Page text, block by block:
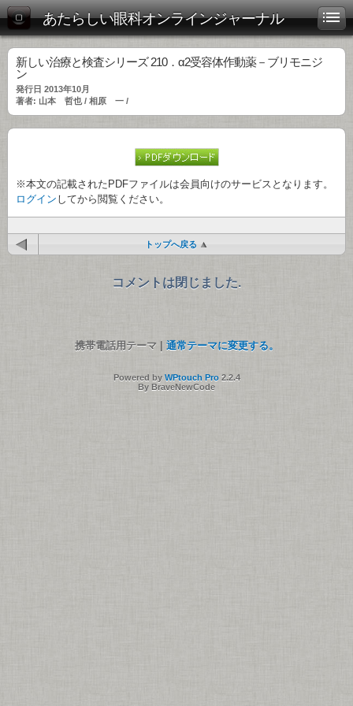
あたらしい眼科オンラインジャーナル
新しい治療と検査シリーズ 210．α2受容体作動薬－ブリモニジ
ン
発行日 2013年10月
著者: 山本 哲也 / 相原 一 /
※本文の記載されたPDFファイルは会員向けのサービスとなります。
ログイン してから閲覧ください。
トップへ戻る
コメントは閉じました.
携帯電話用テーマ | 通常テーマに変更する。
Powered by WPtouch Pro2.2.4
By BraveNewCode